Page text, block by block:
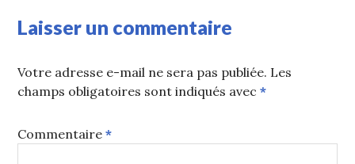
Laisser un commentaire
Votre adresse e-mail ne sera pas publiée. Les
champs obligatoires sont indiqués avec*
Commentaire*